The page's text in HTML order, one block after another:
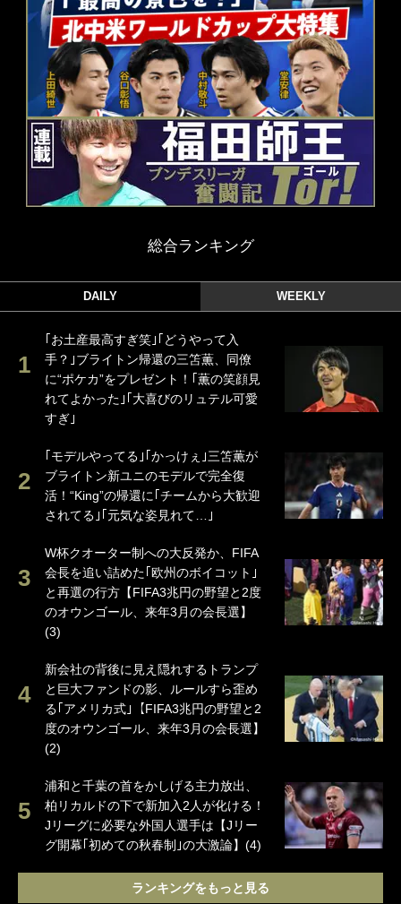
総合ランキング
DAILY WEEKLY
｢お土産最高すぎ笑｣｢どうやって入
手？｣ブライトン帰還の三笘薫、同僚
に“ポケカ”をプレゼント！｢薫の笑顔見
れてよかった｣｢大喜びのリュテル可愛
すぎ｣
｢モデルやってる｣｢かっけぇ｣三笘薫が
ブライトン新ユニのモデルで完全復
活！“King”の帰還に｢チームから大歓迎
されてる｣｢元気な姿見れて…｣
W杯クオーター制への大反発か、FIFA
会長を追い詰めた｢欧州のボイコット｣
と再選の行方【FIFA3兆円の野望と2度
のオウンゴール、来年3月の会長選】
(3)
新会社の背後に見え隠れするトランプ
と巨大ファンドの影、ルールすら歪め
る｢アメリカ式｣【FIFA3兆円の野望と2
度のオウンゴール、来年3月の会長選】
(2)
浦和と千葉の首をかしげる主力放出、
柏リカルドの下で新加入2人が化ける！
Jリーグに必要な外国人選手は【Jリー
グ開幕｢初めての秋春制｣の大激論】(4)
ランキングをもっと見る